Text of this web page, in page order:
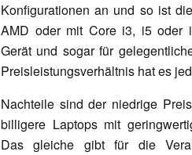
Konfigurationen an und so ist
AMD oder mit Core i3, i5 oder
Gerät und sogar für
Preisleistungsverhältnis hat es
Nachteile sind der niedrige
billigere Laptops mit
Das gleiche gibt für die